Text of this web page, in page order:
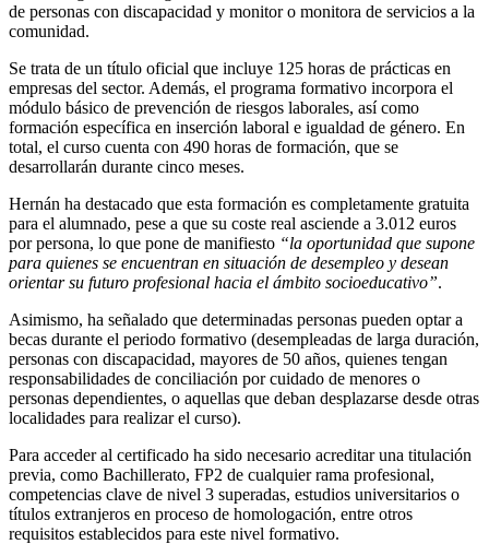
de personas con discapacidad y monitor o monitora de servicios a la
comunidad.
Se trata de un título oficial que incluye 125 horas de prácticas en
empresas del sector. Además, el programa formativo incorpora el
módulo básico de prevención de riesgos laborales, así como
formación específica en inserción laboral e igualdad de género. En
total, el curso cuenta con 490 horas de formación, que se
desarrollarán durante cinco meses.
Hernán ha destacado que esta formación es completamente gratuita
para el alumnado, pese a que su coste real asciende a 3.012 euros
por persona, lo que pone de manifiesto “la oportunidad que supone
para quienes se encuentran en situación de desempleo y desean
orientar su futuro profesional hacia el ámbito socioeducativo”.
Asimismo, ha señalado que determinadas personas pueden optar a
becas durante el periodo formativo (desempleadas de larga duración,
personas con discapacidad, mayores de 50 años, quienes tengan
responsabilidades de conciliación por cuidado de menores o
personas dependientes, o aquellas que deban desplazarse desde otras
localidades para realizar el curso).
Para acceder al certificado ha sido necesario acreditar una titulación
previa, como Bachillerato, FP2 de cualquier rama profesional,
competencias clave de nivel 3 superadas, estudios universitarios o
títulos extranjeros en proceso de homologación, entre otros
requisitos establecidos para este nivel formativo.